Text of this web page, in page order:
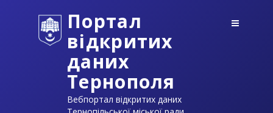
Портал
відкритих
даних
Тернополя
Вебпортал відкритих даних